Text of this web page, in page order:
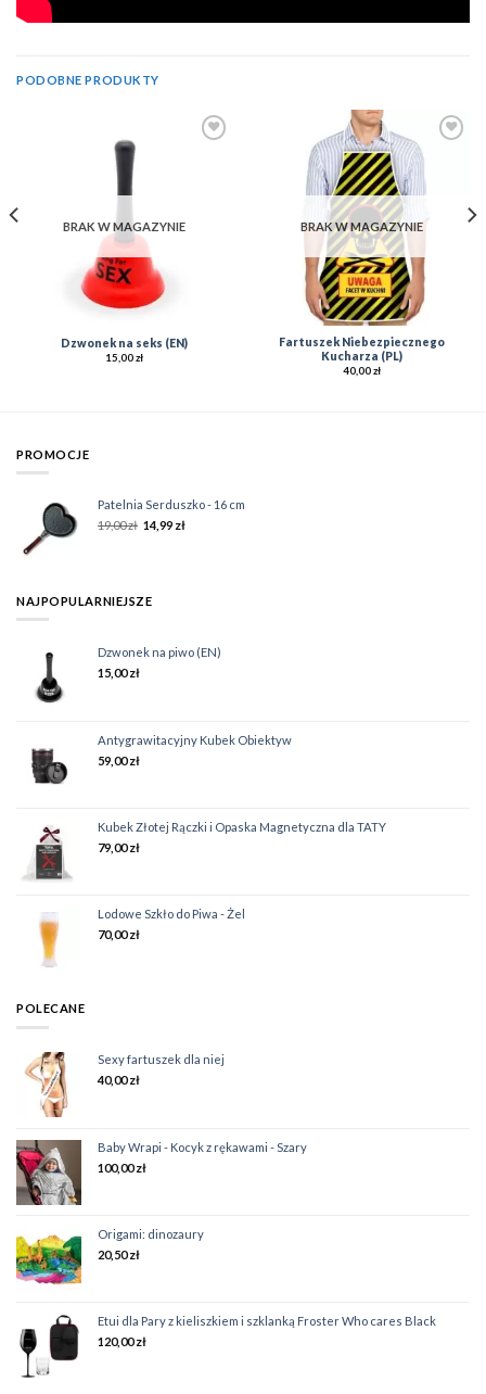
PODOBNE PRODUKTY
BRAK W MAGAZYNIE
Dzwonek na seks (EN)
15,00zł
BRAK W MAGAZYNIE
Fartuszek Niebezpiecznego
Kucharza (PL)
40,00zł
PROMOCJE
Patelnia Serduszko - 16 cm
19,00zł 14,99 zł
NAJPOPULARNIEJSZE
Dzwonek na piwo (EN)
15,00zł
Antygrawitacyjny Kubek Obiektyw
59,00zł
Kubek Złotej Rączki i Opaska Magnetyczna dla TATY
79,00zł
Lodowe Szkło do Piwa - Żel
70,00zł
POLECANE
Sexy fartuszek dla niej
40,00zł
Baby Wrapi - Kocyk z rękawami - Szary
100,00zł
Origami: dinozaury
20,50zł
Etui dla Pary z kieliszkiem i szklanką Froster Who cares Black
120,00zł